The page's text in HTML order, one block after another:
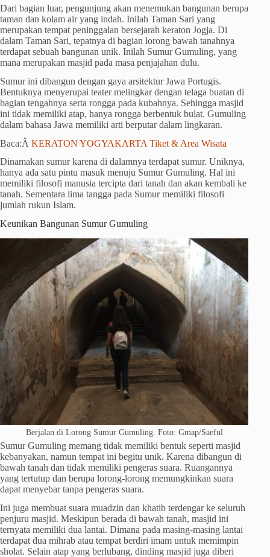
Dari bagian luar, pengunjung akan menemukan bangunan berupa
taman dan kolam air yang indah. Inilah Taman Sari yang
merupakan tempat peninggalan bersejarah keraton Jogja. Di
dalam Taman Sari, tepatnya di bagian lorong bawah tanahnya
terdapat sebuah bangunan unik. Inilah Sumur Gumuling, yang
mana merupakan masjid pada masa penjajahan dulu.
Sumur ini dibangun dengan gaya arsitektur Jawa Portugis.
Bentuknya menyerupai teater melingkar dengan telaga buatan di
bagian tengahnya serta rongga pada kubahnya. Sehingga masjid
ini tidak memiliki atap, hanya rongga berbentuk bulat. Gumuling
dalam bahasa Jawa memiliki arti berputar dalam lingkaran.
Baca:Â KERATON YOGYAKARTA Tiket & Area Wisata
Dinamakan sumur karena di dalamnya terdapat sumur. Uniknya,
hanya ada satu pintu masuk menuju Sumur Gumuling. Hal ini
memiliki filosofi manusia tercipta dari tanah dan akan kembali ke
tanah. Sementara lima tangga pada Sumur memiliki filosofi
jumlah rukun Islam.
Keunikan Bangunan Sumur Gumuling
Berjalan di Lorong Sumur Gumuling. Foto: Gmap/Saeful
Sumur Gumuling memang tidak memiliki bentuk seperti masjid
kebanyakan, namun tempat ini begitu unik. Karena dibangun di
bawah tanah dan tidak memiliki pengeras suara. Ruangannya
yang tertutup dan berupa lorong-lorong memungkinkan suara
dapat menyebar tanpa pengeras suara.
Ini juga membuat suara muadzin dan khatib terdengar ke seluruh
penjuru masjid. Meskipun berada di bawah tanah, masjid ini
ternyata memiliki dua lantai. Dimana pada masing-masing lantai
terdapat dua mihrab atau tempat berdiri imam untuk memimpin
sholat. Selain atap yang berlubang, dinding masjid juga diberi